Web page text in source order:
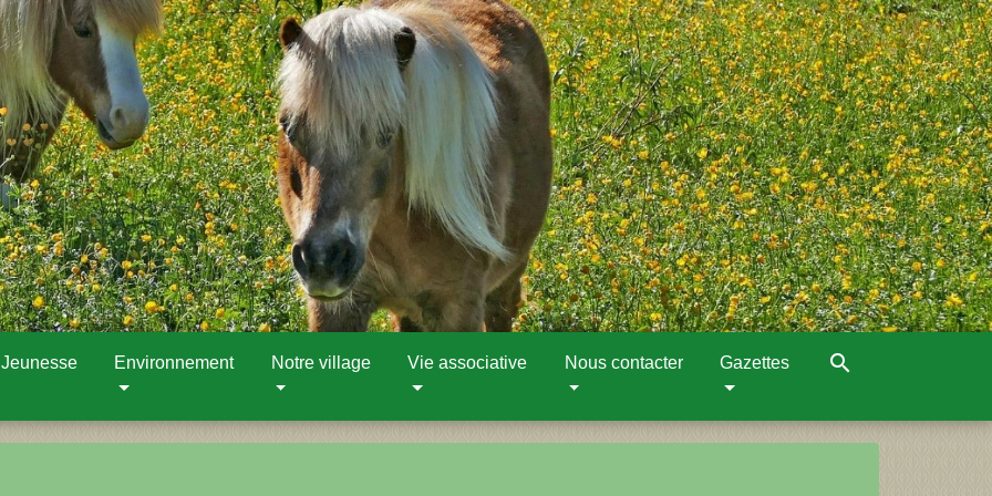
Environnement Notre village Vie associative Nous contacter Gazettes search